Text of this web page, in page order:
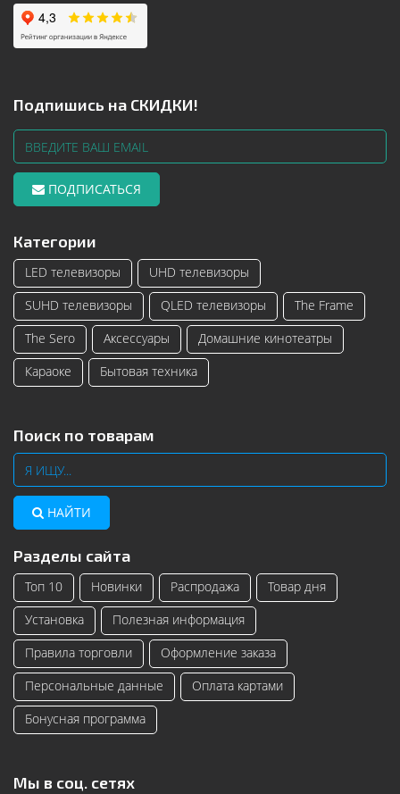
Подпишись на СКИДКИ!
ПОДПИСАТЬСЯ
Категории
LED телевизоры
UHD телевизоры
SUHD телевизоры
QLED телевизоры
The Frame
The Sero
Аксессуары
Домашние кинотеатры
Караоке
Бытовая техника
Поиск по товарам
НАЙТИ
Разделы сайта
Топ 10 Новинки Распродажа
Товар дня
Установка
Полезная информация
Правила торговли
Оформление заказа
Персональные данные
Оплата картами
Бонусная программа
Мы в соц. сетях